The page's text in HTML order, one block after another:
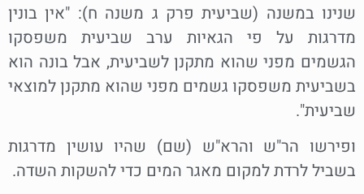
שנינו במשנה (שביעית פרק ג משנה ח): "אין בונין
מדרגות על פי הגאיות ערב שביעית משפסקו
הגשמים מפני שהוא מתקנן לשביעית, אבל בונה הוא
בשביעית משפסקו גשמים מפני שהוא מתקנן למוצאי
שביעית".
ופירשו הר"ש והרא"ש (שם) שהיו עושין מדרגות
בשביל לרדת למקום מאגר המים כדי להשקות השדה.